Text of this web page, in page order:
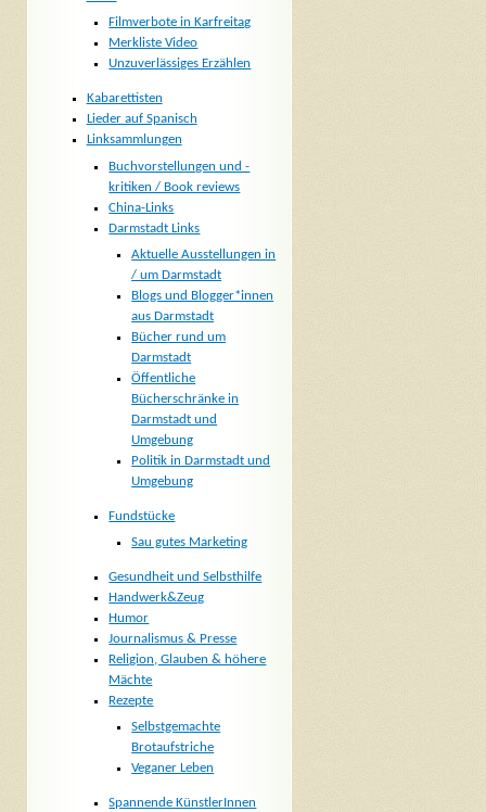
Filmverbote in Karfreitag
Merkliste Video
Unzuverlässiges Erzählen
Kabarettisten
Lieder auf Spanisch
Linksammlungen
Buchvorstellungen und -
kritiken / Book reviews
China-Links
Darmstadt Links
Aktuelle Ausstellungen in
/ um Darmstadt
Blogs und Blogger*innen
aus Darmstadt
Bücher rund um
Darmstadt
Öffentliche
Bücherschränke in
Darmstadt und
Umgebung
Politik in Darmstadt und
Umgebung
Fundstücke
Sau gutes Marketing
Gesundheit und Selbsthilfe
Handwerk&Zeug
Humor
Journalismus & Presse
Religion, Glauben & höhere
Mächte
Rezepte
Selbstgemachte
Brotaufstriche
Veganer Leben
Spannende KünstlerInnen